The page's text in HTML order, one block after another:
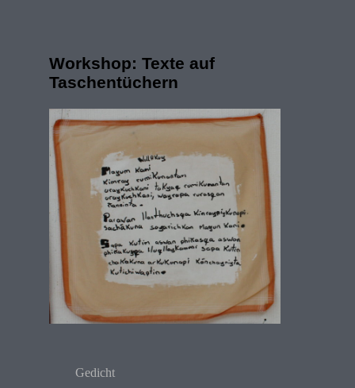
Workshop: Texte auf
Taschentüchern
Gedicht